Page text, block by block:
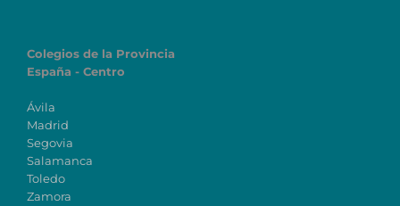
Colegios de la Provincia
España - Centro
Ávila
Madrid
Segovia
Salamanca
Toledo
Zamora